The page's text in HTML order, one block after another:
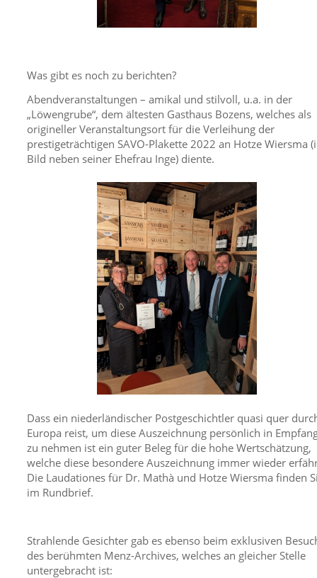
Was gibt es noch zu berichten?
Abendveranstaltungen – amikal und stilvoll, u.a. in der
„Löwengrube“, dem ältesten Gasthaus Bozens, welches als
origineller Veranstaltungsort für die Verleihung der
prestigeträchtigen SAVO-Plakette 2022 an Hotze Wiersma
Bild neben seiner Ehefrau Inge) diente.
Dass ein niederländischer Postgeschichtler quasi quer
Europa reist, um diese Auszeichnung persönlich in
zu nehmen ist ein guter Beleg für die hohe Wertschätzung,
welche diese besondere Auszeichnung immer wieder
Die Laudationes für Dr. Mathà und Hotze Wiersma finden
im Rundbrief.
Strahlende Gesichter gab es ebenso beim exklusiven
des berühmten Menz-Archives, welches an gleicher Stelle
untergebracht ist: